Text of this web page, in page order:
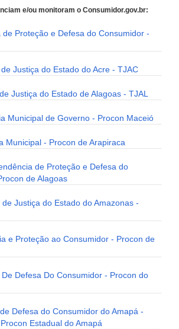
e/ou monitoram o Consumidor.gov.br:
de Proteção e Defesa do Consumidor -
Justiça do Estado do Acre - TJAC
Justiça do Estado de Alagoas - TJAL
Municipal de Governo - Procon Maceió
Municipal - Procon de Arapiraca
de Proteção e Defesa do
de Alagoas
Justiça do Estado do Amazonas -
e Proteção ao Consumidor - Procon de
Defesa Do Consumidor - Procon do
Defesa do Consumidor do Amapá -
Estadual do Amapá